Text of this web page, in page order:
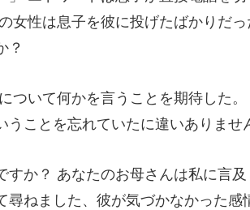
女性は息子を彼に
期待した
は私に言